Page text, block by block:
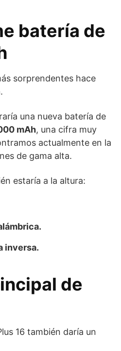
batería de
sorprendentes hace
una nueva batería de
mAh, una cifra muy
actualmente en la
de gama alta.
estaría a la altura:
inversa.
de
16 también daría un